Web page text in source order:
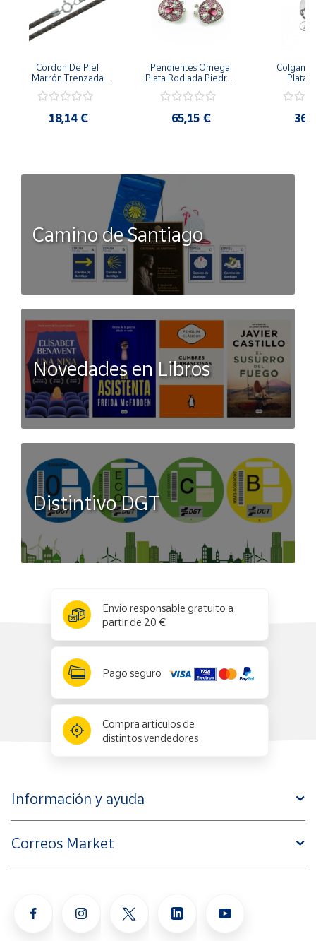
Cordon De Piel
Marrón Trenzada
Plata De 45Cm
18,14 €
Pendientes Omega
Plata Rodiada Piedras
65,15 €
Plata
Camino de Santiago
Novedades en Libros
Distintivo DGT
Envío responsable gratuito a
partir de 20 €
Pago seguro
Compra artículos de
distintos vendedores
Información y ayuda
Correos Market